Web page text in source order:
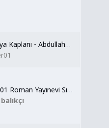
Karabatur - Kafkasya Kaplanı - AbdullahTurhan (Renkli)
Volto Nascosto 1001 Roman Yayınevi Sıralı liste